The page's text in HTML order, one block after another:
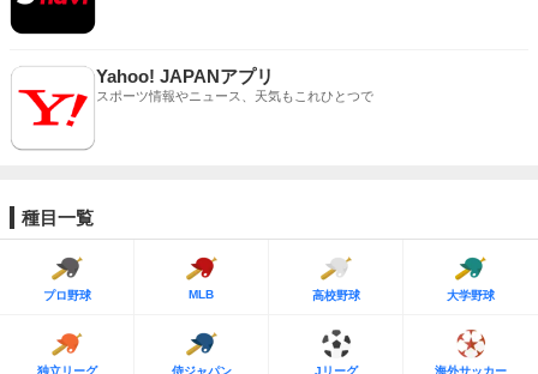
Yahoo! JAPANアプリ
スポーツ情報やニュース、天気もこれひとつで
種目一覧
プロ野球 MLB 高校野球 大学野球
独立リーグ 侍ジャパン Jリーグ 海外サッカー